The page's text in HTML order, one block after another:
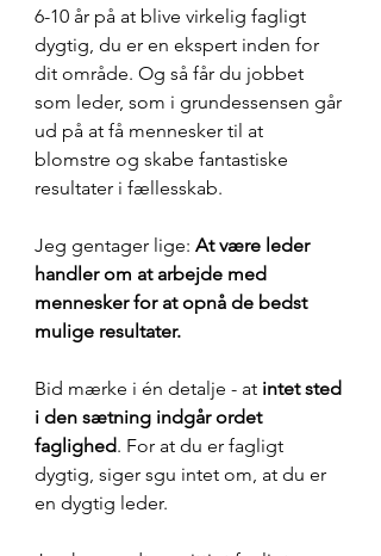
6-10 år på at blive virkelig fagligt
dygtig, du er en ekspert inden for
dit område. Og så får du jobbet
som leder, som i grundessensen går
ud på at få mennesker til at
blomstre og skabe fantastiske
resultater i fællesskab.
Jeg gentager lige: At være leder
handler om at arbejde med
mennesker for at opnå de bedst
mulige resultater.
Bid mærke i én detalje - at intet sted
i den sætning indgår ordet
faglighed. For at du er fagligt
dygtig, siger sgu intet om, at du er
en dygtig leder.